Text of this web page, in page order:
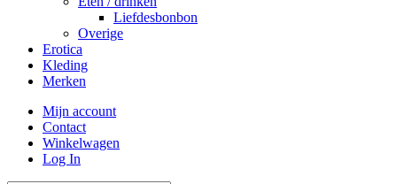
Liefdesbonbon
Overige
Erotica
Kleding
Merken
Mijn account
Contact
Winkelwagen
Log In